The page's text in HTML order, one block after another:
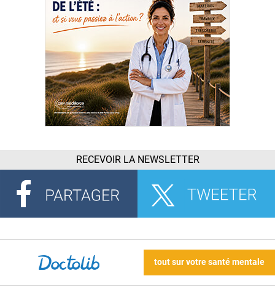
RECEVOIR LA NEWSLETTER
tout sur votre santé mentale